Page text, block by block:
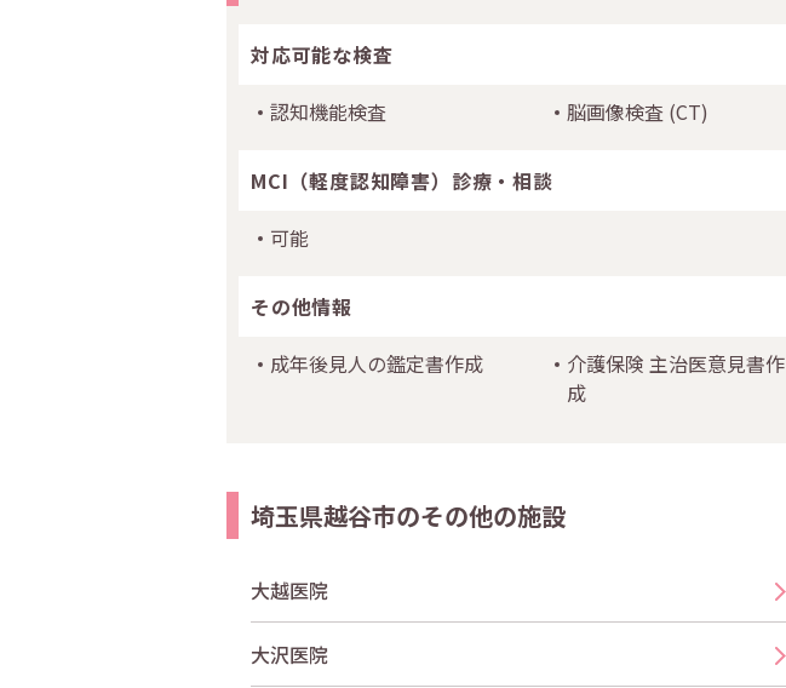
対応可能な検査
認知機能検査
脳画像検査 (CT)
MCI（軽度認知障害）診療・相談
可能
その他情報
成年後見人の鑑定書作成
介護保険 主治医意見書作
成
埼玉県越谷市のその他の施設
大越医院
大沢医院